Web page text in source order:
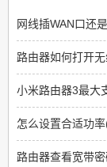
网线插WAN口还
路由器如何打开
小米路由器3最大
怎么设置合适功
路由器查看宽带